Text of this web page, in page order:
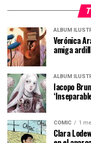
ÁLBUM
Verónica
amiga
ÁLBUM
Iacopo
CÓMIC 1
Clara